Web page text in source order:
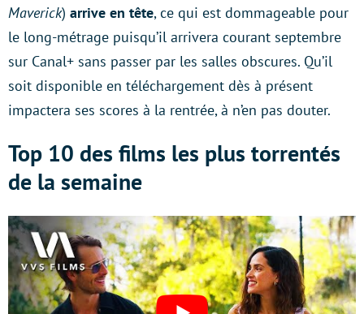
Maverick) arrive en tête, ce qui est dommageable pour
le long-métrage puisqu’il arrivera courant septembre
sur Canal+ sans passer par les salles obscures. Qu’il
soit disponible en téléchargement dès à présent
impactera ses scores à la rentrée, à n’en pas douter.
Top 10 des films les plus torrentés
de la semaine